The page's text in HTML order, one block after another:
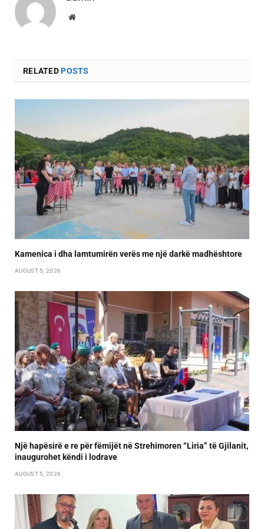
Website
RELATEDPOSTS
Kamenica i dha lamtumirën verës me një darkë madhështore
AUGUST 5, 2026
Një hapësirë e re për fëmijët në Strehimoren “Liria” të Gjilanit,
inaugurohet këndi i lodrave
AUGUST 5, 2026